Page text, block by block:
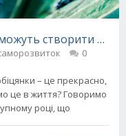
створити собі
0
– це прекрасно,
це в життя? Говоримо
році, що